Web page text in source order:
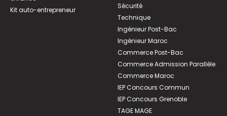
Kit auto-entrepreneur
Sécurité
Technique
Ingénieur Post-Bac
Ingénieur Maroc
Commerce Post-Bac
Commerce Admission Parallèle
Commerce Maroc
IEP Concours Commun
IEP Concours Grenoble
TAGE MAGE